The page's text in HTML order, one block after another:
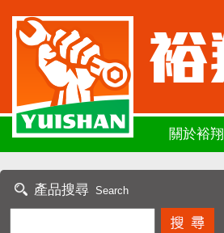
關於裕翔
產品搜尋 Search